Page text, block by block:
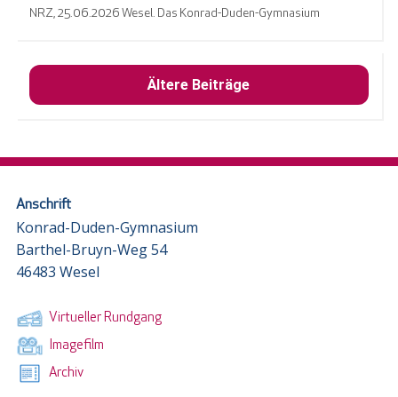
NRZ, 25.06.2026 Wesel. Das Konrad-Duden-Gymnasium
Ältere Beiträge
Anschrift
Konrad-Duden-Gymnasium
Barthel-Bruyn-Weg 54
46483 Wesel
Virtueller Rundgang
Imagefilm
Archiv